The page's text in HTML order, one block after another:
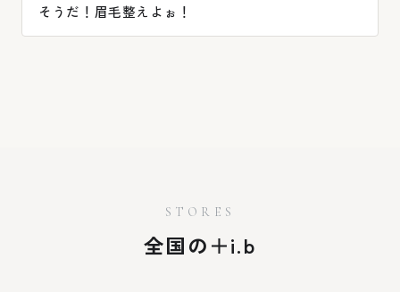
そうだ！眉毛整えよぉ！
STORES
全国の＋i.b